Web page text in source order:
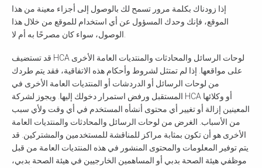
إذا زودناك بكلمة مرور تسمح لك بالوصول إلى أجزاء معينة من هذا
الموقع، فإنك وحدك المسؤول عن أي استخدام للموقع من خلال هذا
قد تستضيف HCA لوحات الرسائل والمحادثات والمنتديات العامة الأخرى
على مواقعها. إذا لم تمتثل لشروط وأحكام هذه الاتفاقية، فقد يتم طردك
من لوحات الرسائل أو الدردشات أو المنتديات العامة الأخرى في
المستقبل ورفض استمرار دخولك إليها. ويجوز لشركة HCA أو وكلائها
المعينين إزالة أو تغيير أي محتوى أنشأه المستخدم في أي وقت ولأي سبب
من الأسباب. الغرض من لوحات الرسائل والمحادثات والمنتديات العامة
الأخرى هو أن تكون بمثابة مراكز للمناقشة للمستخدمين والمشتركين. قد
يتم توفير المعلومات والمحتوى المنشور في هذه المنتديات العامة من قبل
موظفي هيئة الصحة بدبي أو المساهمين الخارجيين في هيئة الصحة بدبي،